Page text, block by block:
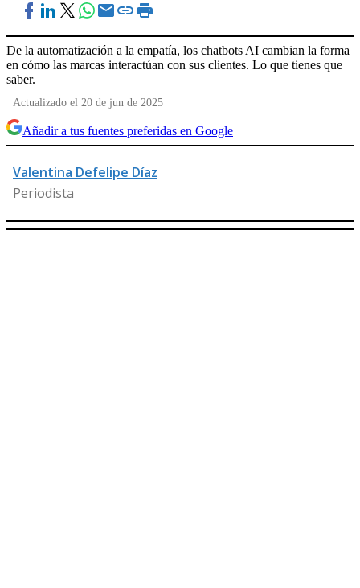
De la automatización a la empatía, los chatbots AI cambian la forma
en cómo las marcas interactúan con sus clientes. Lo que tienes que
saber.
Actualizado el 20 de jun de 2025
Añadir a tus fuentes preferidas en Google
Valentina Defelipe Díaz
Periodista